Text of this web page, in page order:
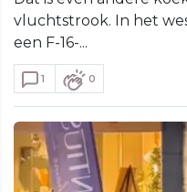
vluchtstrook. In het
een F-16-...
1 0